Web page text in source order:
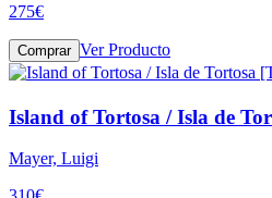
275€
Comprar Ver Producto
Island of Tortosa / Isla de
Mayer, Luigi